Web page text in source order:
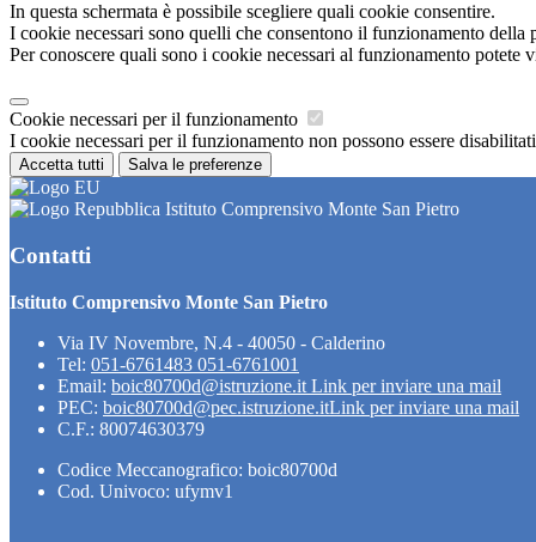
In questa schermata è possibile scegliere quali cookie consentire.
I cookie necessari sono quelli che consentono il funzionamento
Per conoscere quali sono i cookie necessari al funzionamento potete
Cookie necessari per il funzionamento
I cookie necessari per il funzionamento non possono essere
Accetta tutti Salva le preferenze
Istituto Comprensivo Monte San Pietro
Contatti
Istituto Comprensivo Monte San Pietro
Via IV Novembre, N.4 - 40050 - Calderino
Tel: 051-6761483 051-6761001
Email: boic80700d@istruzione.it Link per inviare una mail
PEC: boic80700d@pec.istruzione.itLink per inviare una mail
C.F.: 80074630379
Codice Meccanografico: boic80700d
Cod. Univoco: ufymv1